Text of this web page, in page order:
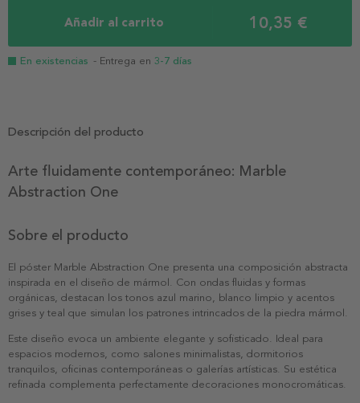
Añadir al carrito 10,35 €
En existencias - Entrega en 3-7 días
Descripción del producto
Arte fluidamente contemporáneo: Marble
Abstraction One
Sobre el producto
El póster Marble Abstraction One presenta una composición abstracta
inspirada en el diseño de mármol. Con ondas fluidas y formas
orgánicas, destacan los tonos azul marino, blanco limpio y acentos
grises y teal que simulan los patrones intrincados de la piedra mármol.
Este diseño evoca un ambiente elegante y sofisticado. Ideal para
espacios modernos, como salones minimalistas, dormitorios
tranquilos, oficinas contemporáneas o galerías artísticas. Su estética
refinada complementa perfectamente decoraciones monocromáticas.